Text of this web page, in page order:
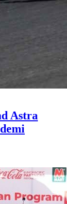
Astra